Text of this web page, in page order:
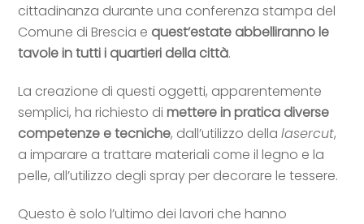
cittadinanza durante una conferenza stampa del
Comune di Brescia e quest’estate abbelliranno le
tavole in tutti i quartieri della città.
La creazione di questi oggetti, apparentemente
semplici, ha richiesto dimettere in pratica diverse
competenze e tecniche, dall’utilizzo dellalasercut,
a imparare a trattare materiali come il legno e la
pelle, all’utilizzo degli spray per decorare le tessere.
Questo è solo l’ultimo dei lavori che hanno